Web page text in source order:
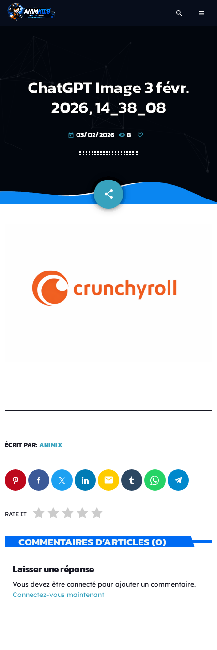
search menu
ChatGPT Image 3 févr.
2026, 14_38_08
today 03/02/2026 8
share
email
ÉCRIT PAR: ANIMIX
email
RATE IT
COMMENTAIRES D’ARTICLES (0)
Laisser une réponse
Vous devez être connecté pour ajouter un commentaire.
Connectez-vous maintenant